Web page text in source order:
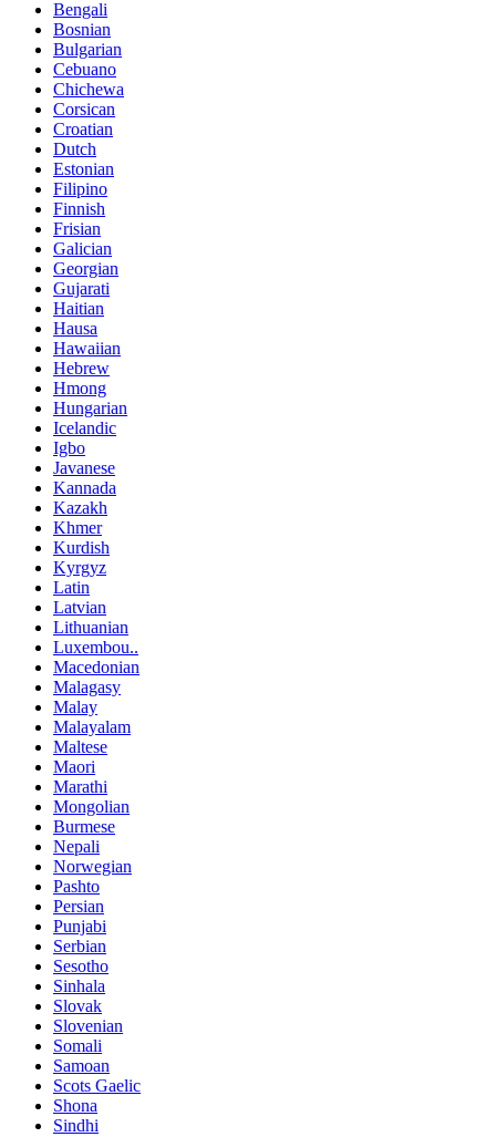
Bengali
Bosnian
Bulgarian
Cebuano
Chichewa
Corsican
Croatian
Dutch
Estonian
Filipino
Finnish
Frisian
Galician
Georgian
Gujarati
Haitian
Hausa
Hawaiian
Hebrew
Hmong
Hungarian
Icelandic
Igbo
Javanese
Kannada
Kazakh
Khmer
Kurdish
Kyrgyz
Latin
Latvian
Lithuanian
Luxembou..
Macedonian
Malagasy
Malay
Malayalam
Maltese
Maori
Marathi
Mongolian
Burmese
Nepali
Norwegian
Pashto
Persian
Punjabi
Serbian
Sesotho
Sinhala
Slovak
Slovenian
Somali
Samoan
Scots Gaelic
Shona
Sindhi